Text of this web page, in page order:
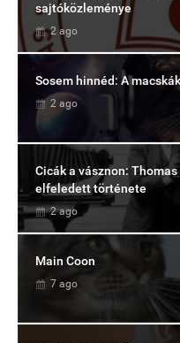
sajtóközleménye
2 ago
Sosem hinnéd: A
2 ago
Cicák a vásznon:
elfeledett története
2 ago
Main Coon
7 ago